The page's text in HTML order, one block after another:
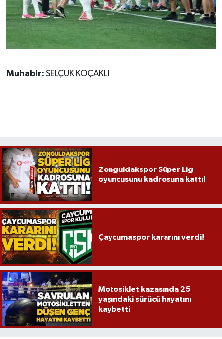
Muhabir: SELÇUK KOÇAKLI
Zonguldakspor Süper Lig
oyuncusunu kadrosuna kattı!
Çaycumaspor kararını verdi!
Motosiklet kazasında 25
yaşındaki sürücü hayatını
kaybetti